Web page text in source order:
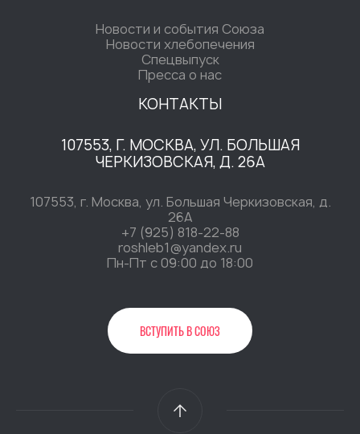
Новости и события Союза
Новости хлебопечения
Спецвыпуск
Пресса о нас
КОНТАКТЫ
107553, Г. МОСКВА, УЛ. БОЛЬШАЯ
ЧЕРКИЗОВСКАЯ, Д. 26А
107553, г. Москва, ул. Большая Черкизовская, д.
26А
+7 (925) 818-22-88
roshleb1@yandex.ru
Пн-Пт c 09:00 до 18:00
ВСТУПИТЬ В СОЮЗ